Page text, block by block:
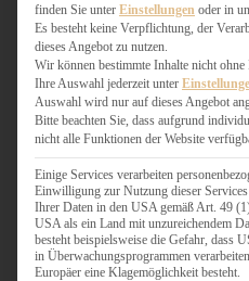
finden Sie unter Einstellungen oder in
Es besteht keine Verpflichtung, der
dieses Angebot zu nutzen.
Wir können bestimmte Inhalte nicht
Ihre Auswahl jederzeit unter
Auswahl wird nur auf dieses Angebot
Bitte beachten Sie, dass aufgrund
nicht alle Funktionen der Website
Einige Services verarbeiten
Einwilligung zur Nutzung dieser
Ihrer Daten in den USA gemäß Art. 49
USA als ein Land mit unzureichendem
besteht beispielsweise die Gefahr, dass
in Überwachungsprogrammen
Europäer eine Klagemöglichkeit besteht.